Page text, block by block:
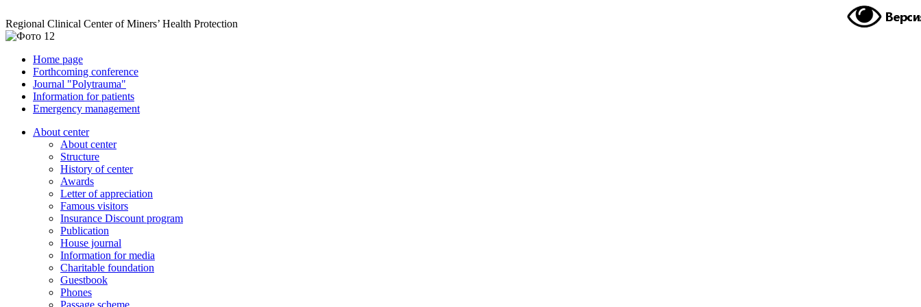
Regional Clinical Center of Miners’ Health Protection
Home page
Forthcoming conference
Journal "Polytrauma"
Information for patients
Emergency management
About center
About center
Structure
History of center
Awards
Letter of appreciation
Famous visitors
Insurance Discount program
Publication
House journal
Information for media
Charitable foundation
Guestbook
Phones
Passage scheme